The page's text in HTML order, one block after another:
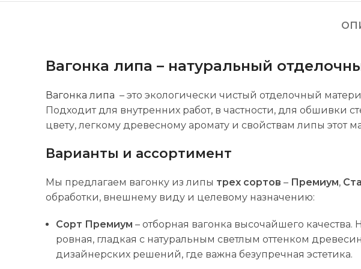
Вагонка липа – натуральный
Вагонка липа – это экологически чистый отделочный
Подходит для внутренних работ, в частности, для обшивки
цвету, легкому древесному аромату и свойствам липы этот
Варианты и ассортимент
Мы предлагаем вагонку из липы трех сортов – Премиум,
обработки, внешнему виду и целевому назначению:
Сорт Премиум – отборная вагонка высочайшего
ровная, гладкая с натуральным светлым оттенком
дизайнерских решений, где важна безупречная эстетика.